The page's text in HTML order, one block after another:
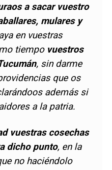
a sacar vuestro
mulares y
en vuestras
tiempovuestros
, sin darme
que os
además si
a la patria.
vuestras cosechas
dicho punto, en la
no haciéndolo